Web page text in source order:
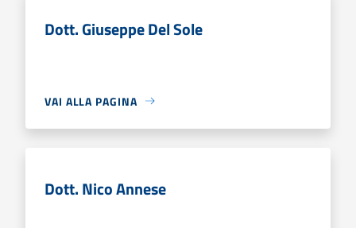
Dott. Giuseppe Del Sole
VAI ALLA PAGINA
Dott. Nico Annese